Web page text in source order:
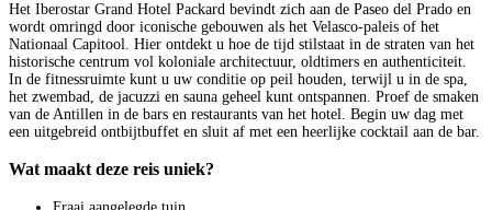
Het Iberostar Grand Hotel Packard bevindt zich aan de Paseo del Prado en
wordt omringd door iconische gebouwen als het Velasco-paleis of het
Nationaal Capitool. Hier ontdekt u hoe de tijd stilstaat in de straten van het
historische centrum vol koloniale architectuur, oldtimers en authenticiteit.
In de fitnessruimte kunt u uw conditie op peil houden, terwijl u in de spa,
het zwembad, de jacuzzi en sauna geheel kunt ontspannen. Proef de smaken
van de Antillen in de bars en restaurants van het hotel. Begin uw dag met
een uitgebreid ontbijtbuffet en sluit af met een heerlijke cocktail aan de bar.
Wat maakt deze reis uniek?